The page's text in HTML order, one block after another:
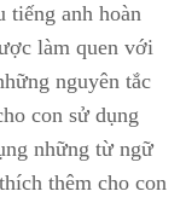
tiếng anh hoàn
làm quen với
nguyên tắc
con sử dụng
những từ ngữ
thêm cho con